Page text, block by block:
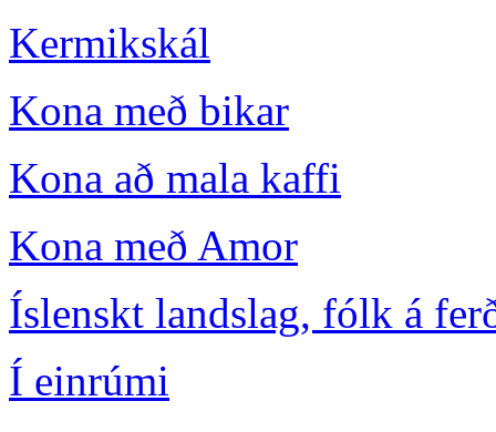
Kermikskál
Kona með bikar
Kona að mala kaffi
Kona með Amor
Íslenskt landslag, fólk á
Í einrúmi